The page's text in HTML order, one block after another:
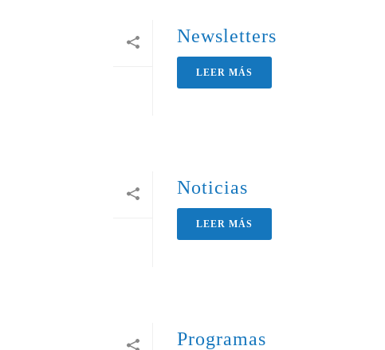
Newsletters
LEER MÁS
Noticias
LEER MÁS
Programas